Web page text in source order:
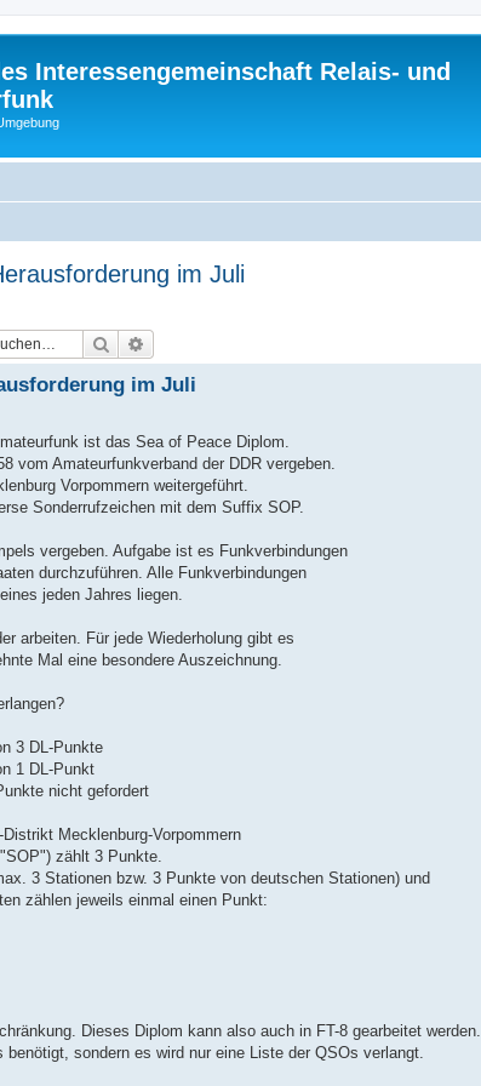
Interessengemeinschaft Relais- und
im Juli
Suche
im Juli
ist das Sea of Peace Diplom.
vom Amateurfunkverband der DDR vergeben.
Vorpommern weitergeführt.
Sonderrufzeichen mit dem Suffix SOP.
vergeben. Aufgabe ist es Funkverbindungen
durchzuführen. Alle Funkverbindungen
jeden Jahres liegen.
arbeiten. Für jede Wiederholung gibt es
Mal eine besondere Auszeichnung.
3 DL-Punkte
1 DL-Punkt
nicht gefordert
Mecklenburg-Vorpommern
zählt 3 Punkte.
3 Stationen bzw. 3 Punkte von deutschen Stationen) und
zählen jeweils einmal einen Punkt:
Dieses Diplom kann also auch in FT-8 gearbeitet werden.
sondern es wird nur eine Liste der QSOs verlangt.